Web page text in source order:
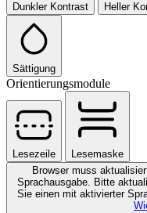
Dunkler Kontrast Heller
Sättigung
Orientierungsmodule
Lesezeile
Lesemaske
Browser muss
Sprachausgabe. Bitte
Sie einen mit aktivierter